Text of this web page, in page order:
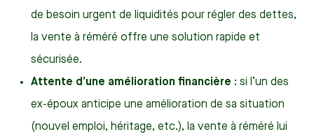
de besoin urgent de liquidités pour régler des dettes,
la vente à réméré offre une solution rapide et
sécurisée.
Attente d’une amélioration financière : si l’un des
ex-époux anticipe une amélioration de sa situation
(nouvel emploi, héritage, etc.), la vente à réméré lui